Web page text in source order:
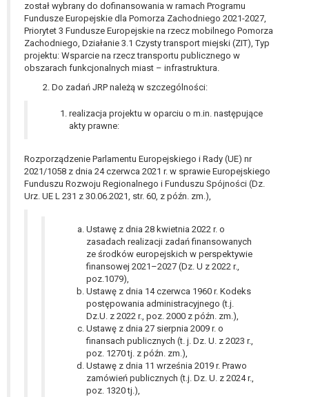
został wybrany do dofinansowania w ramach Programu
Fundusze Europejskie dla Pomorza Zachodniego 2021-2027,
Priorytet 3 Fundusze Europejskie na rzecz mobilnego Pomorza
Zachodniego, Działanie 3.1 Czysty transport miejski (ZIT), Typ
projektu: Wsparcie na rzecz transportu publicznego w
obszarach funkcjonalnych miast – infrastruktura.
Do zadań JRP należą w szczególności:
realizacja projektu w oparciu o m.in. następujące
akty prawne:
Rozporządzenie Parlamentu Europejskiego i Rady (UE) nr
2021/1058 z dnia 24 czerwca 2021 r. w sprawie Europejskiego
Funduszu Rozwoju Regionalnego i Funduszu Spójności (Dz.
Urz. UE L 231 z 30.06.2021, str. 60, z późn. zm.),
Ustawę z dnia 28 kwietnia 2022 r. o
zasadach realizacji zadań finansowanych
ze środków europejskich w perspektywie
finansowej 2021–2027 (Dz. U z 2022 r.,
poz.1079),
Ustawę z dnia 14 czerwca 1960 r. Kodeks
postępowania administracyjnego (t.j.
Dz.U. z 2022 r., poz. 2000 z późn. zm.),
Ustawę z dnia 27 sierpnia 2009 r. o
finansach publicznych (t. j. Dz. U. z 2023 r.,
poz. 1270 tj. z późn. zm.),
Ustawę z dnia 11 września 2019 r. Prawo
zamówień publicznych (t.j. Dz. U. z 2024 r.,
poz. 1320 tj.),